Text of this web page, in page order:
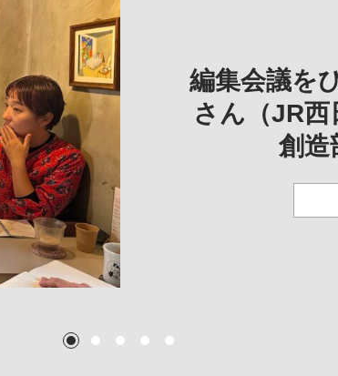
編集会議を
さん（JR西
創造
REVIEW｜
一は、「大
こと
TEXT: 大島賛都 [アー
REVIEW｜
TEXT: 大島賛都 [アー
REVIEW｜
——「
TEXT: 大島賛都 [アー
1 2 3 4 5